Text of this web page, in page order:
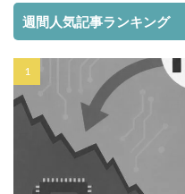
週間人気記事ランキング